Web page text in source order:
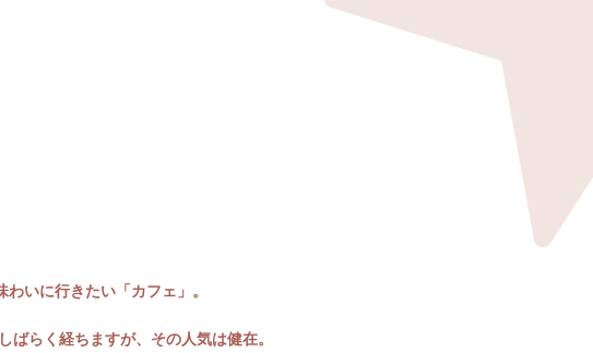
いに行きたい「カフェ」。
らく経ちますが、その人気は健在。